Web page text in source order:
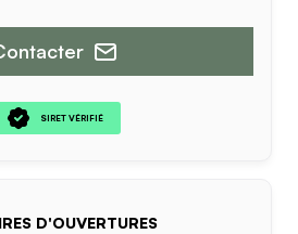
SIRET VÉRIFIÉ
D'OUVERTURES